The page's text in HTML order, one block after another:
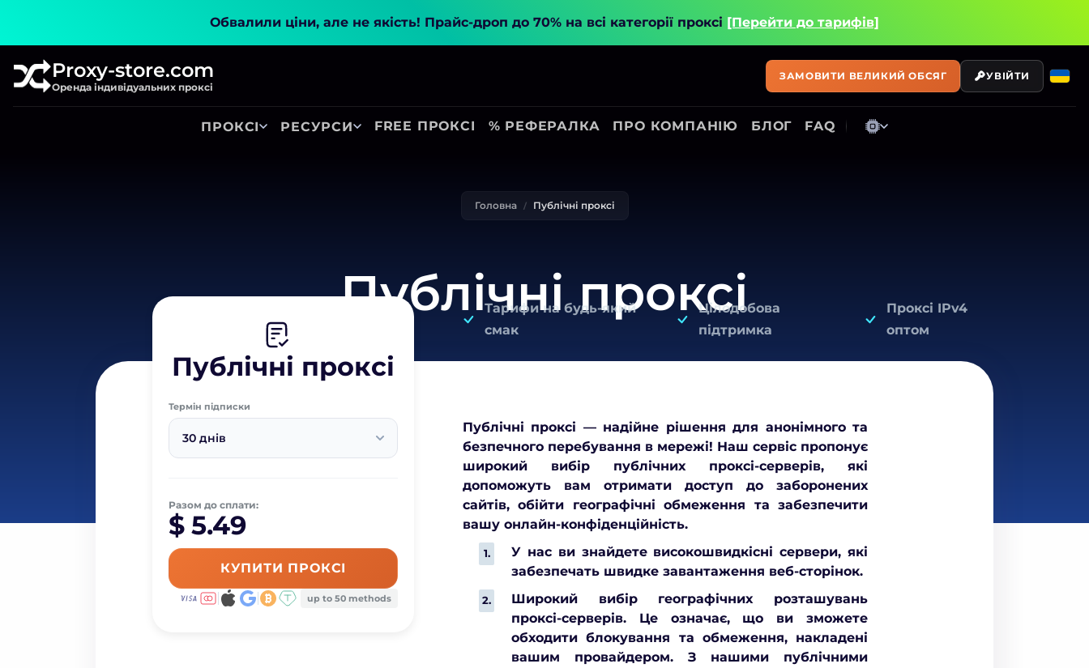
Обвалили ціни, але не якість! Прайс-дроп до 70% на всі категорії проксі [Перейти до тарифів]
Proxy-store.com
Оренда індивідуальних проксі
ПРОКСІ РЕСУРСИ FREE ПРОКСІ % РЕФЕРАЛКА ПРО КОМПАНІЮ БЛОГ FAQ
ЗАМОВИТИ ВЕЛИКИЙ ОБСЯГ УВІЙТИ
Головна Публічні проксі
Публічні проксі
Тарифи на будь-який
смак
Цілодобова
підтримка
Проксі IPv4
оптом
Публічні проксі
Термін підписки
30 днів
Разом до сплати:
$ 5.49
КУПИТИ ПРОКСІ
up to 50 methods
Публічні проксі — надійне рішення для анонімного та
безпечного перебування в мережі! Наш сервіс пропонує
широкий вибір публічних проксі-серверів, які
допоможуть вам отримати доступ до заборонених
сайтів, обійти географічні обмеження та забезпечити
вашу онлайн-конфіденційність.
У нас ви знайдете високошвидкісні сервери, які
забезпечать швидке завантаження веб-сторінок.
Широкий вибір географічних розташувань
проксі-серверів. Це означає, що ви зможете
обходити блокування та обмеження, накладені
вашим провайдером. З нашими публічними